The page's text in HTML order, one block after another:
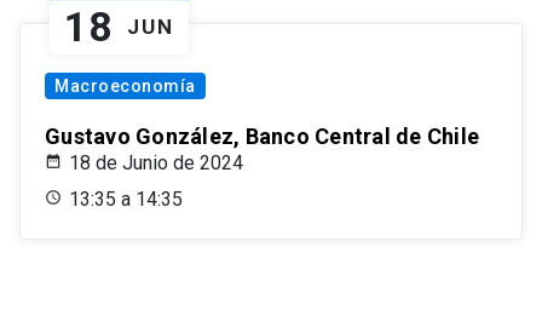
18 JUN
Macroeconomía
Gustavo González, Banco Central de Chile
18 de Junio de 2024
13:35 a 14:35